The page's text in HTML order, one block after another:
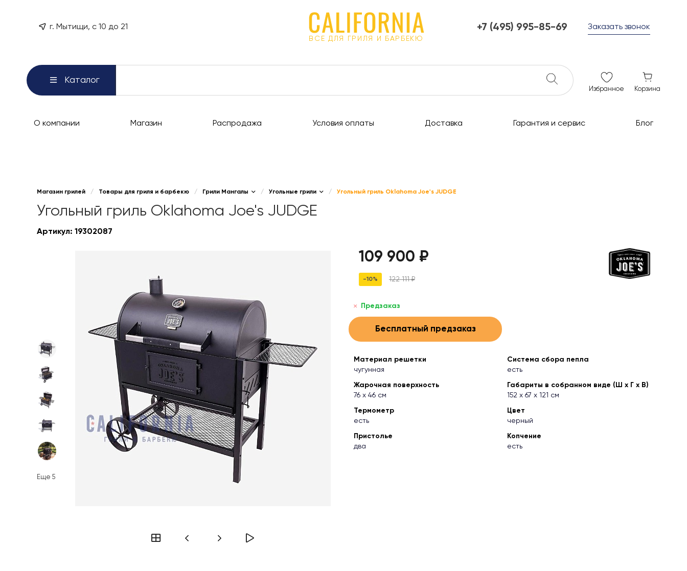
г. Мытищи, с 10 до 21
ВСЕ ДЛЯ ГРИЛЯ И БАРБЕКЮ
+7 (495) 995-85-69
ежедневно с 10 до 21
Заказать звонок
Каталог
Избранное Корзина
О компании Магазин Распродажа Условия оплаты Доставка Гарантия и сервис Блог
Магазин грилей / Товары для гриля и барбекю / Грили Мангалы / Угольные грили / Угольный гриль Oklahoma Joe's JUDGE
Угольный гриль Oklahoma Joe's JUDGE
Артикул: 19302087
Еще 5
109 900 ₽
-10% 122 111 ₽
Предзаказ
Бесплатный предзаказ
Материал решетки
чугунная
Система сбора пепла
есть
Жарочная поверхность
76 х 46 см
Габариты в собранном виде (Ш х Г х В)
152 х 67 х 121 см
Термометр
есть
Цвет
черный
Пристолье
два
Копчение
есть